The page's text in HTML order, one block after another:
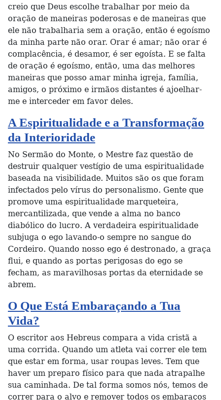
creio que Deus escolhe trabalhar por meio da
oração de maneiras poderosas e de maneiras que
ele não trabalharia sem a oração, então é egoísmo
da minha parte não orar. Orar é amar; não orar é
complacência, é desamor, é ser egoísta. E se falta
de oração é egoísmo, então, uma das melhores
maneiras que posso amar minha igreja, família,
amigos, o próximo e irmãos distantes é ajoelhar-
me e interceder em favor deles.
A Espiritualidade e a Transformação
da Interioridade
No Sermão do Monte, o Mestre faz questão de
destruir qualquer vestígio de uma espiritualidade
baseada na visibilidade. Muitos são os que foram
infectados pelo vírus do personalismo. Gente que
promove uma espiritualidade marqueteira,
mercantilizada, que vende a alma no banco
diabólico do lucro. A verdadeira espiritualidade
subjuga o ego lavando-o sempre no sangue do
Cordeiro. Quando nosso ego é destronado, a graça
flui, e quando as portas perigosas do ego se
fecham, as maravilhosas portas da eternidade se
abrem.
O Que Está Embaraçando a Tua
Vida?
O escritor aos Hebreus compara a vida cristã a
uma corrida. Quando um atleta vai correr ele tem
que estar em forma, usar roupas leves. Tem que
haver um preparo físico para que nada atrapalhe
sua caminhada. De tal forma somos nós, temos de
correr para o alvo e remover todos os embaraços